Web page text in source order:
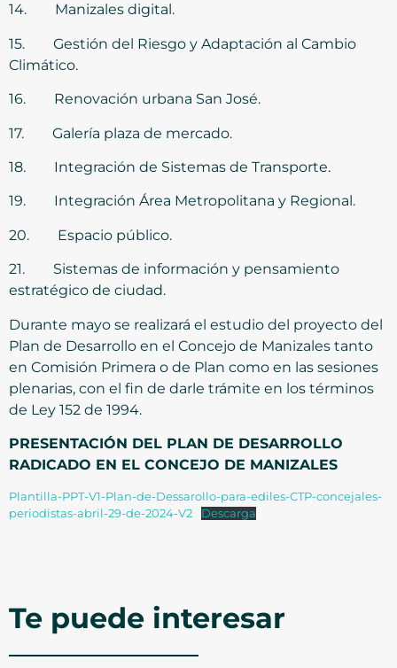
14. Manizales digital.
15. Gestión del Riesgo y Adaptación al Cambio
Climático.
16. Renovación urbana San José.
17. Galería plaza de mercado.
18. Integración de Sistemas de Transporte.
19. Integración Área Metropolitana y Regional.
20. Espacio público.
21. Sistemas de información y pensamiento
estratégico de ciudad.
Durante mayo se realizará el estudio del proyecto del
Plan de Desarrollo en el Concejo de Manizales tanto
en Comisión Primera o de Plan como en las sesiones
plenarias, con el fin de darle trámite en los términos
de Ley 152 de 1994.
PRESENTACIÓN DEL PLAN DE DESARROLLO
RADICADO EN EL CONCEJO DE MANIZALES
Plantilla-PPT-V1-Plan-de-Dessarollo-para-ediles-CTP-concejales-
periodistas-abril-29-de-2024-V2
Descarga
Te puede interesar